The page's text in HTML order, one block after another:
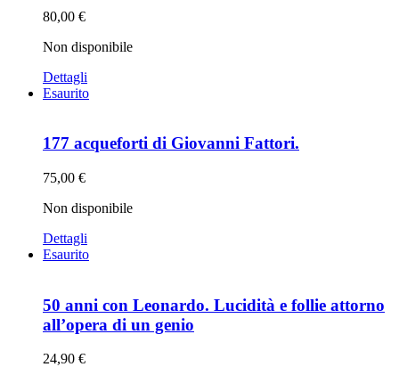
80,00 €
Non disponibile
Dettagli
Esaurito
177 acqueforti di Giovanni Fattori.
75,00 €
Non disponibile
Dettagli
Esaurito
50 anni con Leonardo. Lucidità e follie attorno
all’opera di un genio
24,90 €